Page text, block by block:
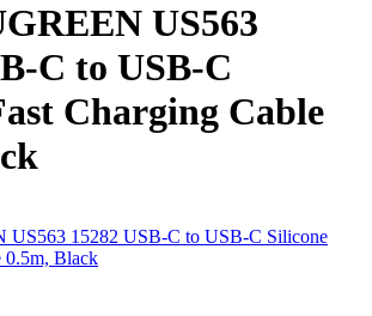
US563
C to USB-C
Charging Cable